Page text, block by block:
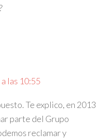
las 10:55
Te explico, en 2013
parte del Grupo
reclamar y